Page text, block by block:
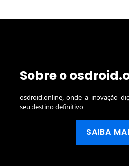
Sobre o
osdroid.online, onde a inovação
seu destino definitivo
SAIBA